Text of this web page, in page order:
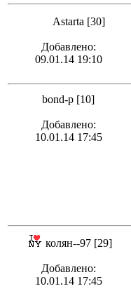
Astarta [30]
Добавлено:
09.01.14 19:10
bond-p [10]
Добавлено:
10.01.14 17:45
колян--97 [29]
Добавлено:
10.01.14 17:45